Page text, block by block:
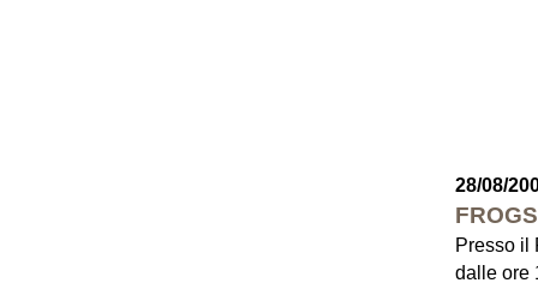
28/08/
Presso il
dalle ore